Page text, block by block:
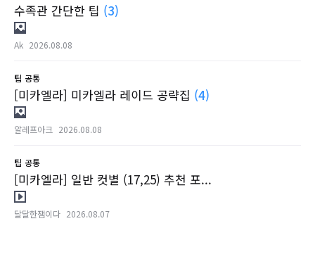
수족관 간단한 팁 (3)
Ak 2026.08.08
팁 공통
[미카엘라] 미카엘라 레이드 공략집 (4)
알레프아크 2026.08.08
팁 공통
[미카엘라] 일반 컷별 (17,25) 추천 포...
달달한잼이다 2026.08.07